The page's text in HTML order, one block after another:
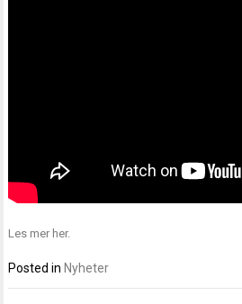
Les mer her.
Posted in Nyheter